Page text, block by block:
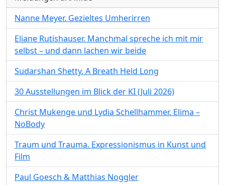
Nanne Meyer. Gezieltes Umherirren
Eliane Rutishauser. Manchmal spreche ich mit mir
selbst – und dann lachen wir beide
Sudarshan Shetty. A Breath Held Long
30 Ausstellungen im Blick der KI (Juli 2026)
Christ Mukenge und Lydia Schellhammer. Elima –
NoBody
Traum und Trauma. Expressionismus in Kunst und
Film
Paul Goesch & Matthias Noggler